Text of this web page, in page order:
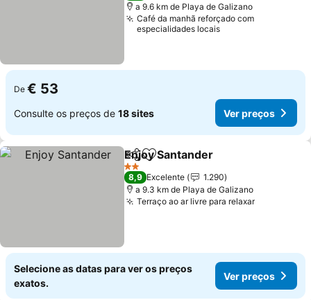
a 9.6 km de Playa de Galizano
Café da manhã reforçado com
especialidades locais
De € 53
Consulte os preços de 18 sites Ver preços
PartilharAdicionar aos favoritos
Enjoy Santander
2 Estrelas
8,9 Excelente
1.290
a 9.3 km de Playa de Galizano
Terraço ao ar livre para relaxar
Selecione as datas para ver os preços
exatos.
Ver preços